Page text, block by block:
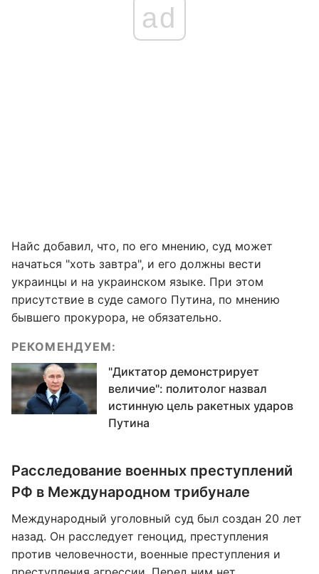
ad
Найс добавил, что, по его мнению, суд может
начаться "хоть завтра", и его должны вести
украинцы и на украинском языке. При этом
присутствие в суде самого Путина, по мнению
бывшего прокурора, не обязательно.
РЕКОМЕНДУЕМ:
"Диктатор демонстрирует
величие": политолог назвал
истинную цель ракетных ударов
Путина
Расследование военных преступлений
РФ в Международном трибунале
Международный уголовный суд был создан 20 лет
назад. Он расследует геноцид, преступления
против человечности, военные преступления и